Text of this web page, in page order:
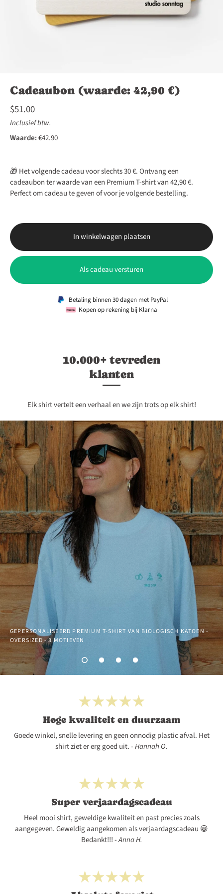
Cadeaubon (waarde: 42,90 €)
$51.00
Inclusief btw.
Waarde:€42.90
🎁 Het volgende cadeau voor slechts 30 €. Ontvang een
cadeaubon ter waarde van een Premium T-shirt van 42,90 €.
Perfect om cadeau te geven of voor je volgende bestelling.
In winkelwagen plaatsen
Als cadeau versturen
Betaling binnen 30 dagen met PayPal
Kopen op rekening bij Klarna
10.000+ tevreden
klanten
Elk shirt vertelt een verhaal en we zijn trots op elk shirt!
GEPERSONALISEERD PREMIUM T-SHIRT VAN BIOLOGISCH KATOEN -
OVERSIZED - 3 MOTIEVEN
Hoge kwaliteit en duurzaam
Goede winkel, snelle levering en geen onnodig plastic afval. Het
shirt ziet er erg goed uit. -Hannah O.
Super verjaardagscadeau
Heel mooi shirt, geweldige kwaliteit en past precies zoals
aangegeven. Geweldig aangekomen als verjaardagscadeau 😀
Bedankt!!! -Anna H.